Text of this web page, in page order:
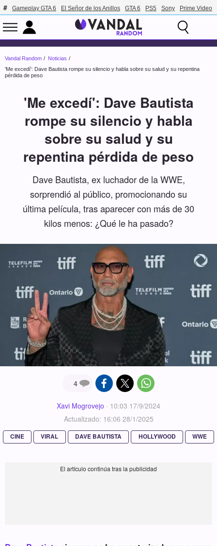
Gameplay GTA 6 El Señor de los Anillos GTA 6 PS5 Sony Prime Video
Vandal Random
Noticias
'Me excedí': Dave Bautista rompe su silencio y habla sobre su salud y su repentina
pérdida de peso
'Me excedí': Dave Bautista
rompe su silencio y habla
sobre su salud y su
repentina pérdida de peso
Dave Bautista, ex luchador de la WWE,
sorprendió al público, promocionando su
última película, tras aparecer con más de 30
kilos menos: ¿Qué le ha pasado?
4
Xavi Mogrovejo · 10:03 17/9/2024
Actualizado: 16:06 28/1/2025
CINE VIRAL DAVE BAUTISTA HOLLYWOOD WWE